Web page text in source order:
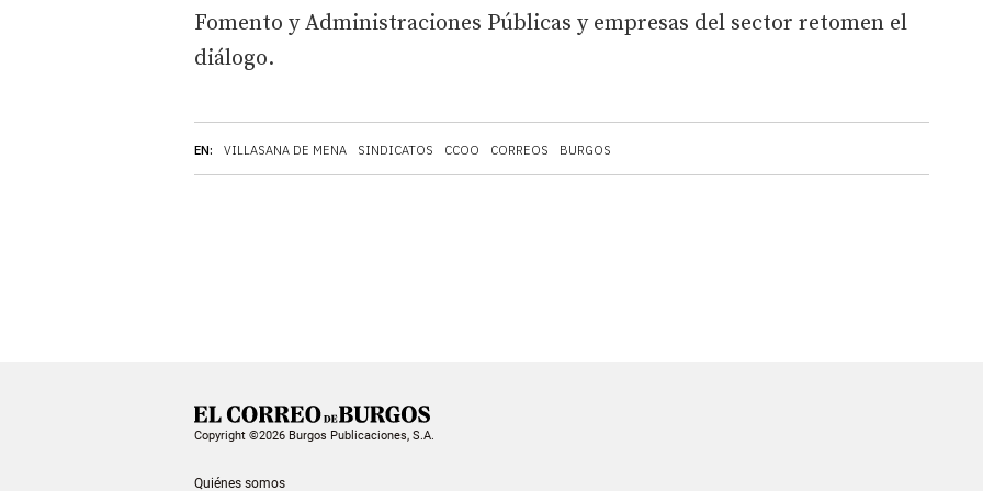
EN: VILLASANA DE MENA SINDICATOS CCOO CORREOS BURGOS
Fomento y Administraciones Públicas y empresas del sector retomen el
diálogo.
Copyright ©2026 Burgos Publicaciones, S.A.
Quiénes somos